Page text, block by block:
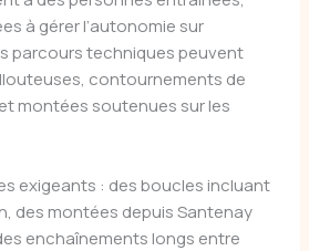
à gérer l’autonomie sur
parcours techniques peuvent
contournements de
montées soutenues sur les
exigeants : des boucles incluant
des montées depuis Santenay
enchaînements longs entre